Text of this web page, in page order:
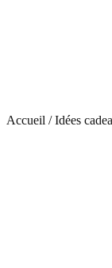
Accueil /Idées